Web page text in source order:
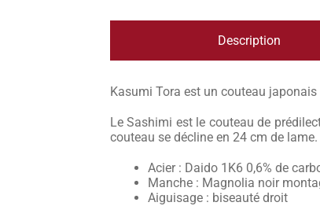
Description
Kasumi Tora est un couteau
Le Sashimi est le couteau de
couteau se décline en 24 cm de lame.
Acier : Daido 1K6 0,6% de
Manche : Magnolia noir
Aiguisage : biseauté droit